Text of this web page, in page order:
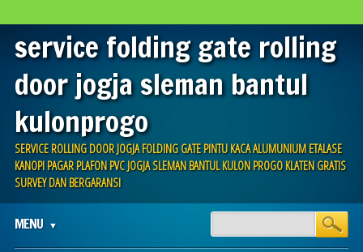
service folding gate rolling
door jogja sleman bantul
kulonprogo
SERVICE ROLLING DOOR JOGJA FOLDING GATE PINTU KACA ALUMUNIUM ETALASE
KANOPI PAGAR PLAFON PVC JOGJA SLEMAN BANTUL KULON PROGO KLATEN GRATIS
SURVEY DAN BERGARANSI
Main menu
content
MENU